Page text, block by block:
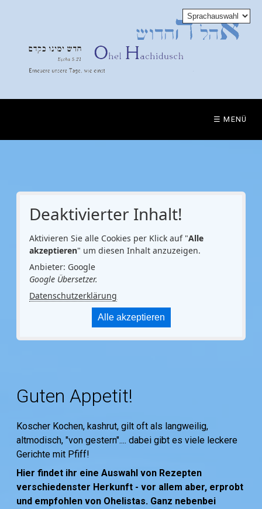
☰ MENÜ
Deaktivierter Inhalt!
Aktivieren Sie alle Cookies per Klick auf "Alle
akzeptieren" um diesen Inhalt anzuzeigen.
Anbieter: Google
Google Übersetzer.
Datenschutzerklärung
Alle akzeptieren
Guten Appetit!
Koscher Kochen, kashrut, gilt oft als langweilig,
altmodisch, "von gestern".... dabei gibt es viele leckere
Gerichte mit Pfiff!
Hier findet ihr eine Auswahl von Rezepten
verschiedenster Herkunft - vor allem aber, erprobt
und empfohlen von Ohelistas. Ganz nebenbei